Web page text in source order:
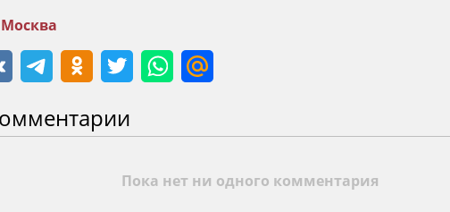
Москва
Пока нет ни одного комментария